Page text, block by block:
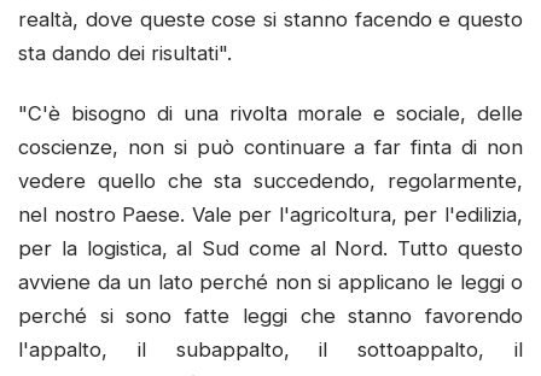
realtà, dove queste cose si stanno facendo e questo
sta dando dei risultati".
"C'è bisogno di una rivolta morale e sociale, delle
coscienze, non si può continuare a far finta di non
vedere quello che sta succedendo, regolarmente,
nel nostro Paese. Vale per l'agricoltura, per l'edilizia,
per la logistica, al Sud come al Nord. Tutto questo
avviene da un lato perché non si applicano le leggi o
perché si sono fatte leggi che stanno favorendo
l'appalto, il subappalto, il sottoappalto, il